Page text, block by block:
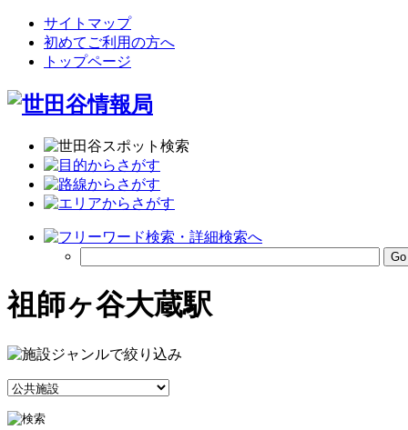
サイトマップ
初めてご利用の方へ
トップページ
祖師ヶ谷大蔵駅